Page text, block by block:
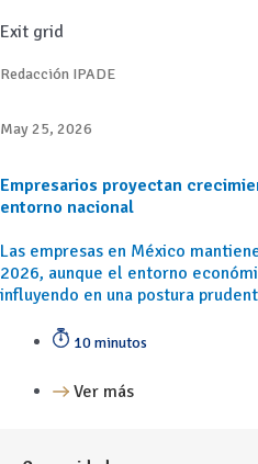
Exit grid
Redacción IPADE
May 25, 2026
Empresarios proyectan
entorno nacional
Las empresas en México
2026, aunque el entorno
influyendo en una postura
10 minutos
Ver más